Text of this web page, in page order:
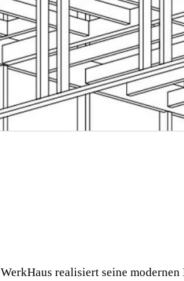
WerkHaus realisiert seine